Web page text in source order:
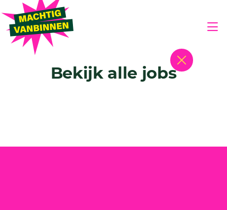
Bekijk alle jobs